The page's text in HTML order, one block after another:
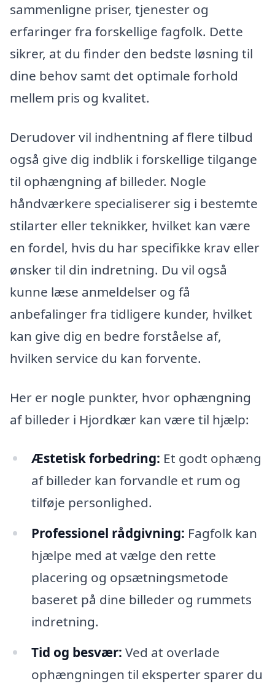
sammenligne priser, tjenester og
erfaringer fra forskellige fagfolk. Dette
sikrer, at du finder den bedste løsning til
dine behov samt det optimale forhold
mellem pris og kvalitet.
Derudover vil indhentning af flere tilbud
også give dig indblik i forskellige tilgange
til ophængning af billeder. Nogle
håndværkere specialiserer sig i bestemte
stilarter eller teknikker, hvilket kan være
en fordel, hvis du har specifikke krav eller
ønsker til din indretning. Du vil også
kunne læse anmeldelser og få
anbefalinger fra tidligere kunder, hvilket
kan give dig en bedre forståelse af,
hvilken service du kan forvente.
Her er nogle punkter, hvor ophængning
af billeder i Hjordkær kan være til hjælp:
Æstetisk forbedring: Et godt ophæng
af billeder kan forvandle et rum og
tilføje personlighed.
Professionel rådgivning: Fagfolk kan
hjælpe med at vælge den rette
placering og opsætningsmetode
baseret på dine billeder og rummets
indretning.
Tid og besvær: Ved at overlade
ophængningen til eksperter sparer du